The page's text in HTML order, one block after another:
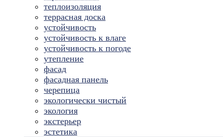
теплоизоляция
террасная доска
устойчивость
устойчивость к влаге
устойчивость к погоде
утепление
фасад
фасадная панель
черепица
экологически чистый
экология
экстерьер
эстетика